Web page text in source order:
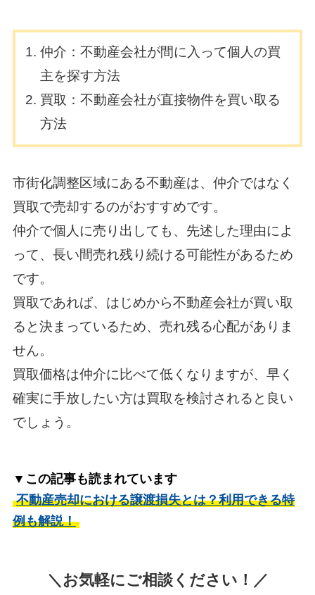
仲介：不動産会社が間に入って個人の買
主を探す方法
買取：不動産会社が直接物件を買い取る
方法
市街化調整区域にある不動産は、仲介ではなく
買取で売却するのがおすすめです。
仲介で個人に売り出しても、先述した理由によ
って、長い間売れ残り続ける可能性があるため
です。
買取であれば、はじめから不動産会社が買い取
ると決まっているため、売れ残る心配がありま
せん。
買取価格は仲介に比べて低くなりますが、早く
確実に手放したい方は買取を検討されると良い
でしょう。
▼この記事も読まれています
不動産売却における譲渡損失とは？利用できる特
例も解説！
＼お気軽にご相談ください！／